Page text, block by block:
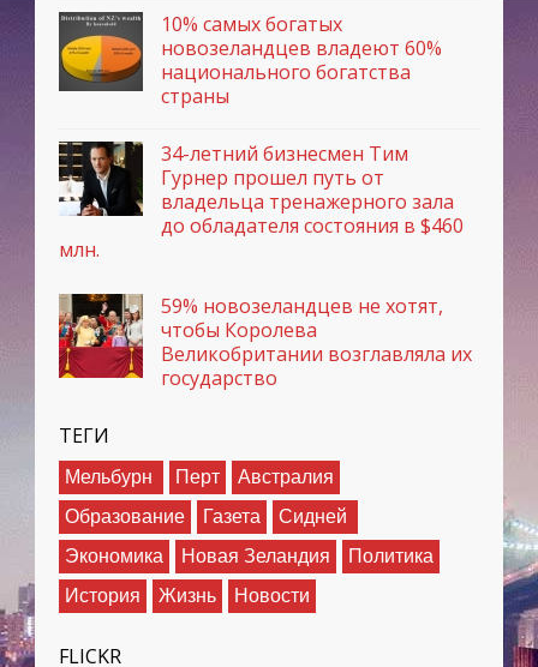
10% самых богатых
новозеландцев владеют 60%
национального богатства
страны
34-летний бизнесмен Тим
Гурнер прошел путь от
владельца тренажерного зала
до обладателя состояния в $460
млн.
59% новозеландцев не хотят,
чтобы Королева
Великобритании возглавляла их
государство
ТЕГИ
Мельбурн Перт
Австралия
Образование
Газета
Сидней
Экономика
Новая Зеландия
Политика
История
Жизнь Новости
FLICKR